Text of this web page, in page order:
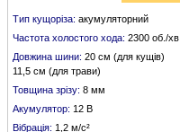
Тип кущоріза: акумуляторний
Частота холостого хода: 2300 об./хв
Довжина шини: 20 см (для кущів)
11,5 см (для трави)
Товщина зрізу: 8 мм
Акумулятор: 12 В
Вібрація: 1,2 м/с²